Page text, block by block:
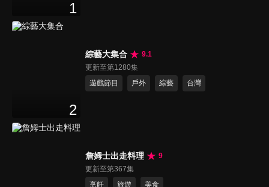
1
2
綜藝大集合
9.1
更新至第1280集
遊戲節目
戶外 綜藝 台灣
詹姆士出走料理
9
更新至第367集
烹飪
旅遊 美食